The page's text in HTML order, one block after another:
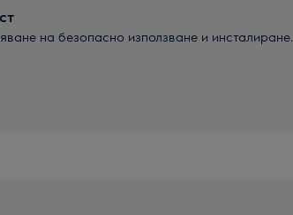
на безопасно използване и инсталиране.